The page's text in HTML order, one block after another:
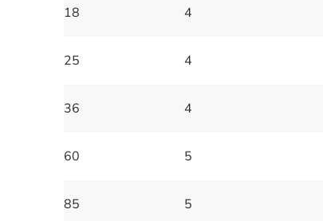
18 4
25 4
36 4
60 5
85 5